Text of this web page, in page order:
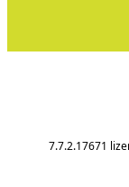
7.7.2.17671